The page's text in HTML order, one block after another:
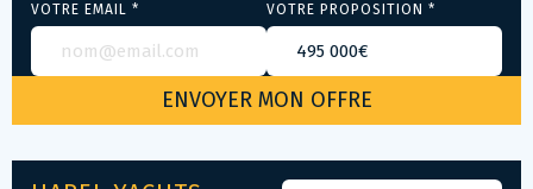
VOTRE EMAIL * VOTRE PROPOSITION *